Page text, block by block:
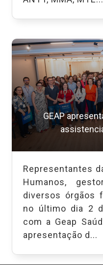
GEAP
Representantes
Humanos,
diversos órgãos
no último dia 2
com a Geap
apresentação d...